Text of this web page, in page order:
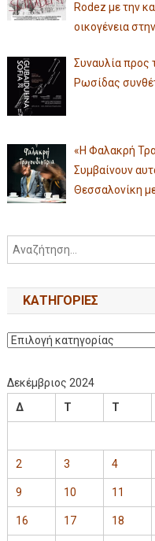
Rodez με την
οικογένεια
Συναυλία προς
Ρωσίδας
«Η Φαλακρή
Συμβαίνουν
Θεσσαλονίκη
KΑΤΗΓΟΡΊΕΣ
Δεκέμβριος 2024
Δ
Τ Τ
2 3 4
9 10 11
16 17 18